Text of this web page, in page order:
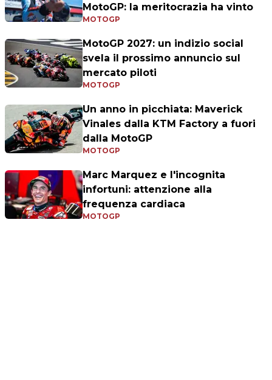
MotoGP: la meritocrazia ha vinto
MOTOGP
MotoGP 2027: un indizio social
svela il prossimo annuncio sul
mercato piloti
MOTOGP
Un anno in picchiata: Maverick
Vinales dalla KTM Factory a fuori
dalla MotoGP
MOTOGP
Marc Marquez e l'incognita
infortuni: attenzione alla
frequenza cardiaca
MOTOGP